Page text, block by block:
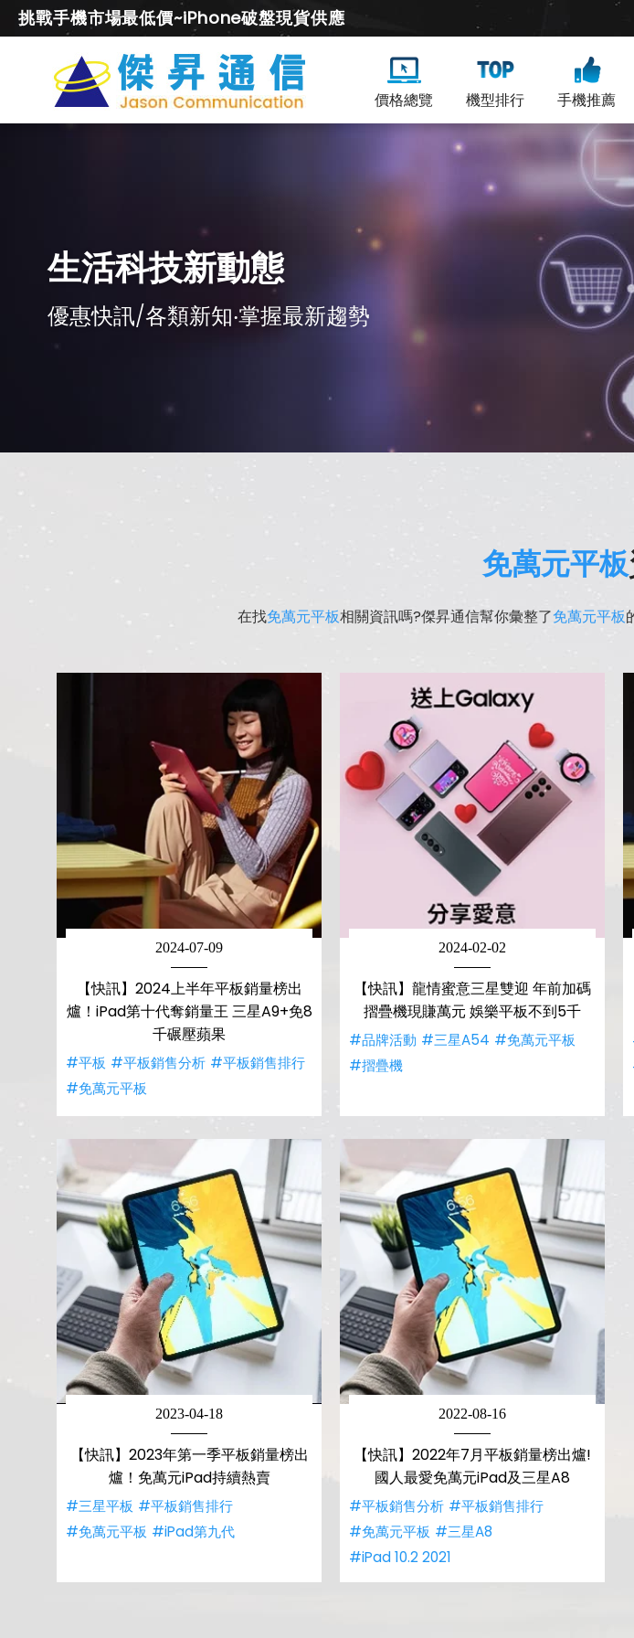
挑戰手機市場最低價~iPhone破盤現貨供應
價格總覽 機型排行 手機推薦
生活科技新動態
優惠快訊/各類新知‧掌握最新趨勢
免萬元平板
在找免萬元平板相關資訊嗎?傑昇通信幫你彙整了免萬元平板
2024-07-09
【快訊】2024上半年平板銷量榜出
爐！iPad第十代奪銷量王 三星A9+免8
千碾壓蘋果
#平板 #平板銷售分析 #平板銷售排行
#免萬元平板
2024-02-02
【快訊】龍情蜜意三星雙迎 年前加碼
摺疊機現賺萬元 娛樂平板不到5千
#品牌活動 #三星A54 #免萬元平板
#摺疊機
2023-04-18
【快訊】2023年第一季平板銷量榜出
爐！免萬元iPad持續熱賣
#三星平板 #平板銷售排行
#免萬元平板 #iPad第九代
2022-08-16
【快訊】2022年7月平板銷量榜出爐!
國人最愛免萬元iPad及三星A8
#平板銷售分析 #平板銷售排行
#免萬元平板 #三星A8
#iPad 10.2 2021